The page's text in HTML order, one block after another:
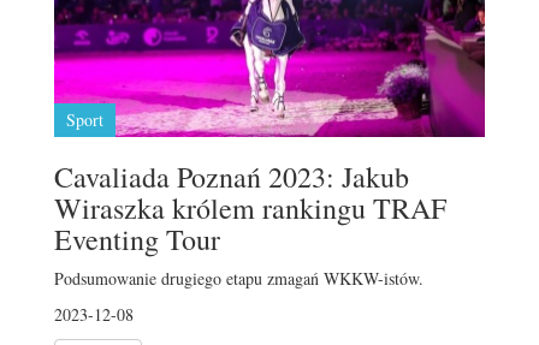
Sport
Cavaliada Poznań 2023: Jakub
Wiraszka królem rankingu TRAF
Eventing Tour
Podsumowanie drugiego etapu zmagań WKKW-istów.
2023-12-08